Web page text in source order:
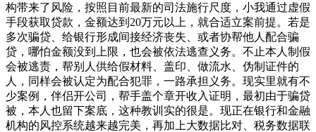
构带来了风险，按照目前最新的司法施行尺度，小我通过虚假
手段获取贷款，金额达到20万元以上，就合适立案前提。若是
多次骗贷、给银行形成间接经济丧失、或者协帮他人配合骗
贷，哪怕金额没到上限，也会被依法逃查义务。不止本人制假
会被逃责，帮别人供给假材料、盖印、做流水、伪制证件的
人，同样会被认定为配合犯罪，一路承担义务。现实里就有不
少案例，伴侣开公司，帮手盖个章开收入证明，最初由于骗贷
被，本人也留下案底，这种教训实的很是。现正在银行和金融
机构的风控系统越来越完美，再加上大数据比对、税务数据联